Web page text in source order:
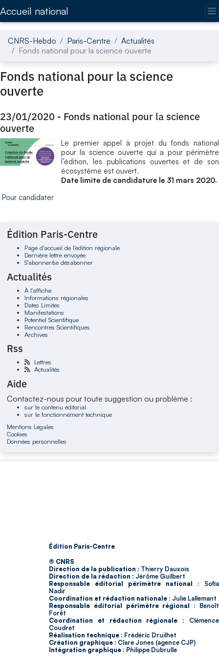
Accueil national
CNRS-Hebdo Paris-Centre
Actualités
Fonds national pour la science ouverte
Fonds national pour la science
ouverte
23/01/2020 - Fonds national pour la science
ouverte
Le premier appel à projet du fonds national
pour la science ouverte qui a pour périmètre
l’édition, les publications ouvertes et de son
écosystème est ouvert.
Date limite de candidature le 31 mars 2020.
Pour candidater
Édition Paris-Centre
Page d'accueil de l'édition régionale
Dernière lettre envoyée
S'abonner/se désabonner
Actualités
À l'affiche
Informations régionales
Dates Limites
Manifestations
Potentiel Scientifique
Rencontres Scientifiques
Archives
Rss
Lettres
Actualités
Aide
Contactez-nous pour toute suggestion ou problème :
sur le contenu éditorial
sur le fonctionnement technique
Mentions Légales
Cookies
Données personnelles
Édition Paris-Centre
© CNRS
Direction de la publication : Thierry Dauxois
Direction de la rédaction : Jérôme Guilbert
Responsable éditorial périmètre national : Sofia
Nadir
Coordination et rédaction nationale : Julie Lallemant
Responsable éditorial périmètre régional : Benoît
Forêt
Coordination et rédaction régionale : Clémence
Coudret
Réalisation technique : Frédéric Druilhet
Création graphique : Clare Jones (agence CJP)
Intégration graphique : Philippe Dubrulle